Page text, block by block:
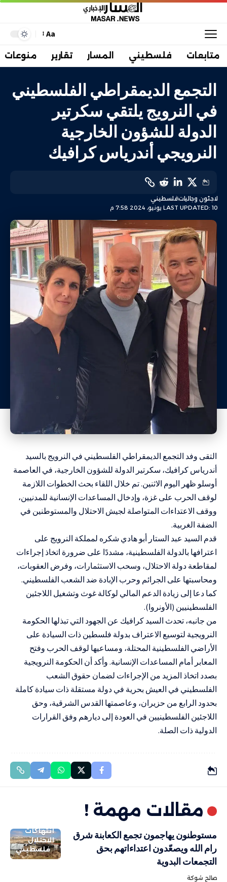
Aa
متابعات فلسطيني المسار تقارير منوعات
التجمع الديمقراطي الفلسطيني
في النرويج يلتقي سكرتير
الدولة للشؤون الخارجية
النرويجي أندرياس كرافيك
LAST UPDATED: 10 يونيو، 2024 7:58 م
لاجئون وجالياتفلسطيني
التقى وفد التجمع الديمقراطي الفلسطيني في النرويج بالسيد
أندرياس كرافيك، سكرتير الدولة للشؤون الخارجية، في العاصمة
أوسلو ظهر اليوم الاثنين. تم خلال اللقاء بحث الخطوات اللازمة
لوقف الحرب على غزة، وإدخال المساعدات الإنسانية للمدنيين،
ووقف الاعتداءات المتواصلة لجيش الاحتلال والمستوطنين في
الضفة الغربية.
قدم السيد عبد الستار أبو هادي شكره لمملكة النرويج على
اعترافها بالدولة الفلسطينية، مشددًا على ضرورة اتخاذ إجراءات
لمقاطعة دولة الاحتلال، وسحب الاستثمارات، وفرض العقوبات،
ومحاسبتها على الجرائم وحرب الإبادة ضد الشعب الفلسطيني.
كما دعا إلى زيادة الدعم المالي لوكالة غوث وتشغيل اللاجئين
الفلسطينيين (الأونروا).
من جانبه، تحدث السيد كرافيك عن الجهود التي تبذلها الحكومة
النرويجية لتوسيع الاعتراف بدولة فلسطين ذات السيادة على
الأراضي الفلسطينية المحتلة، ومساعيها لوقف الحرب وفتح
المعابر أمام المساعدات الإنسانية. وأكد أن الحكومة النرويجية
بصدد اتخاذ المزيد من الإجراءات لضمان حقوق الشعب
الفلسطيني في العيش بحرية في دولة مستقلة ذات سيادة كاملة
بحدود الرابع من حزيران، وعاصمتها القدس الشرقية، وحق
اللاجئين الفلسطينيين في العودة إلى ديارهم وفق القرارات
الدولية ذات الصلة.
مقالات مهمة !
انتهاكات
الاحتلال
فلسطيني
مستوطنون يهاجمون تجمع الكعابنة شرق
رام الله ويصعّدون اعتداءاتهم بحق
التجمعات البدوية
صالح شوكة